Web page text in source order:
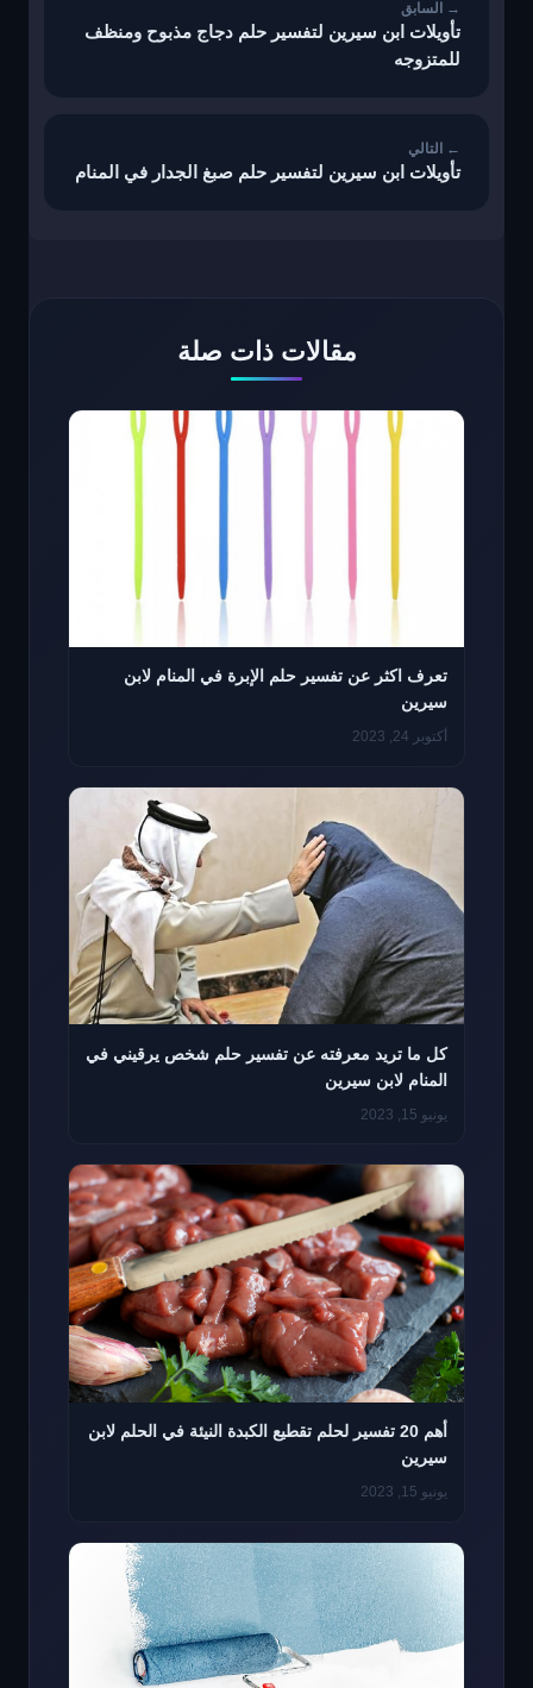
تأويلات ابن سيرين لتفسير حلم دجاج مذبوح ومنظف
للمتزوجه
تأويلات ابن سيرين لتفسير حلم صبغ الجدار في المنام
مقالات ذات صلة
تعرف اكثر عن تفسير حلم الإبرة في المنام لابن
سيرين
أكتوبر 24, 2023
كل ما تريد معرفته عن تفسير حلم شخص يرقيني في
المنام لابن سيرين
يونيو 15, 2023
أهم 20 تفسير لحلم تقطيع الكبدة النيئة في الحلم لابن
سيرين
يونيو 15, 2023